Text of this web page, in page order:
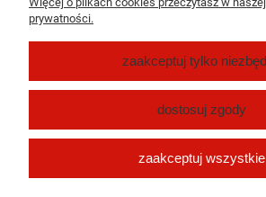
Dębe Kolonia 62-860))
Pomoc
Moje konto
Płatności i dostawa
prywatności.
zaakceptuj tylko
dostosuj zgody
zaakceptuj wszystkie